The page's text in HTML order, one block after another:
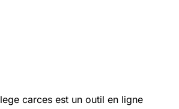
carces est un outil en ligne